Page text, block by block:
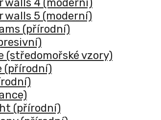
walls 4 (moderní)
walls 5 (moderní)
(přírodní)
(středomořské vzory)
(přírodní)
(přírodní)